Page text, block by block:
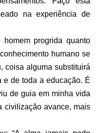
na experiência de
homem progrida quanto
humano se
coisa alguma substituirá
de toda a educação. É
de guia em minha vida
civilização avance, mais